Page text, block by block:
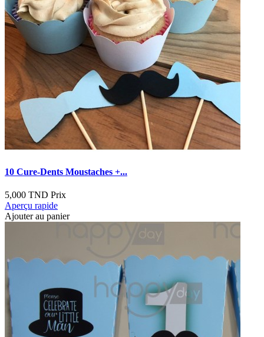
10 Cure-Dents Moustaches +...
5,000 TND Prix
Aperçu rapide
Ajouter au panier